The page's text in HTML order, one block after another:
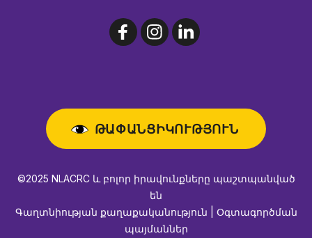
ԹԱՓԱՆՑԻԿՈՒԹՅՈՒՆ
©2025 NLACRC և բոլոր իրավունքները պաշտպանված
են
Գաղտնիության քաղաքականություն | Օգտագործման
պայմաններ